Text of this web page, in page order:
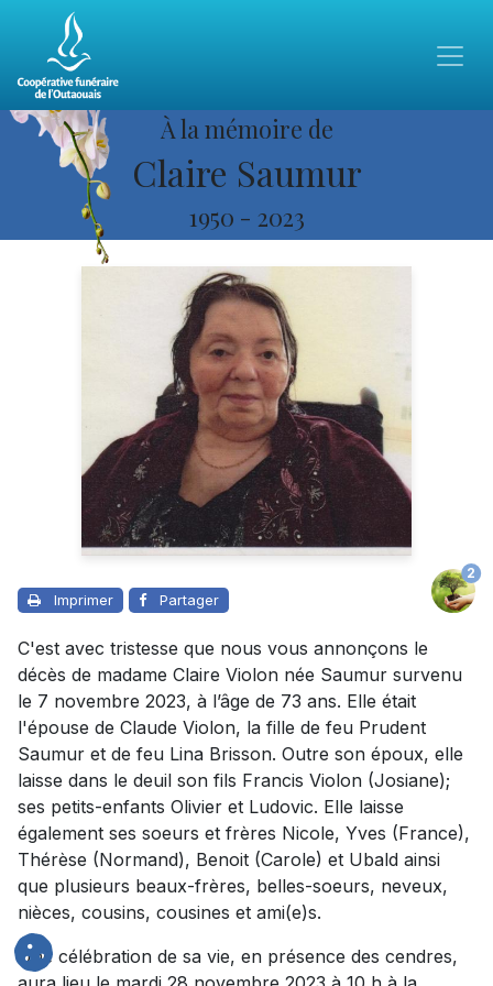
À la mémoire de
Claire Saumur
1950 - 2023
Imprimer Partager
2
C'est avec tristesse que nous vous annonçons le
décès de madame Claire Violon née Saumur survenu
le 7 novembre 2023, à l’âge de 73 ans. Elle était
l'épouse de Claude Violon, la fille de feu Prudent
Saumur et de feu Lina Brisson. Outre son époux, elle
laisse dans le deuil son fils Francis Violon (Josiane);
ses petits-enfants Olivier et Ludovic. Elle laisse
également ses soeurs et frères Nicole, Yves (France),
Thérèse (Normand), Benoit (Carole) et Ubald ainsi
que plusieurs beaux-frères, belles-soeurs, neveux,
nièces, cousins, cousines et ami(e)s.
Une célébration de sa vie, en présence des cendres,